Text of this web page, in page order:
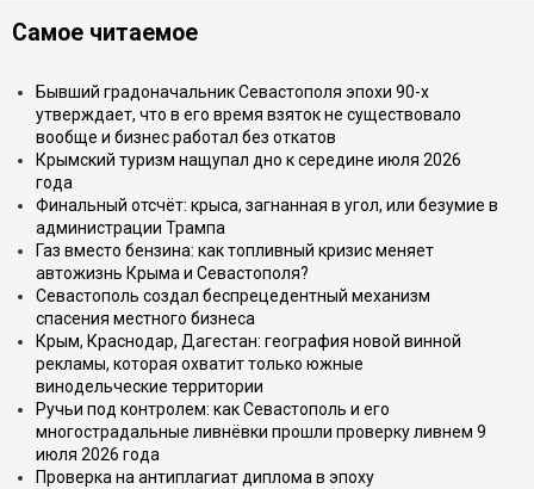
Самое читаемое
Бывший градоначальник Севастополя эпохи 90-х
утверждает, что в его время взяток не существовало
вообще и бизнес работал без откатов
Крымский туризм нащупал дно к середине июля 2026
года
Финальный отсчёт: крыса, загнанная в угол, или безумие в
администрации Трампа
Газ вместо бензина: как топливный кризис меняет
автожизнь Крыма и Севастополя?
Севастополь создал беспрецедентный механизм
спасения местного бизнеса
Крым, Краснодар, Дагестан: география новой винной
рекламы, которая охватит только южные
винодельческие территории
Ручьи под контролем: как Севастополь и его
многострадальные ливнёвки прошли проверку ливнем 9
июля 2026 года
Проверка на антиплагиат диплома в эпоху